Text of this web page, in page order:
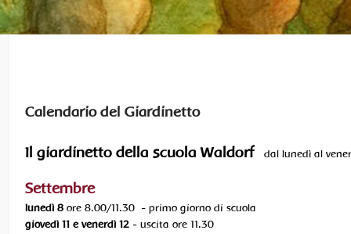
Calendario del Giardinetto
Il giardinetto della scuola Waldorf dal lunedì al
Settembre
lunedì 8 ore 8.00/11.30 - primo giorno di scuola
giovedì 11 e venerdì 12 - uscita ore 11.30